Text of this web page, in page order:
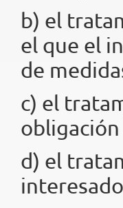
b) el
el que el
de
c) el
d) el